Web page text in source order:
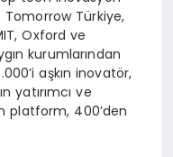
Türkiye,
Oxford ve
kurumlarından
aşkın inovatör,
yatırımcı ve
platform, 400’den